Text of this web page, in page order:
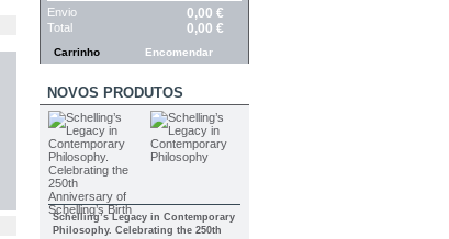
Envio 0,00 €
Total 0,00 €
Carrinho Encomendar
NOVOS PRODUTOS
Schelling’s Legacy in Contemporary
Philosophy. Celebrating the 250th